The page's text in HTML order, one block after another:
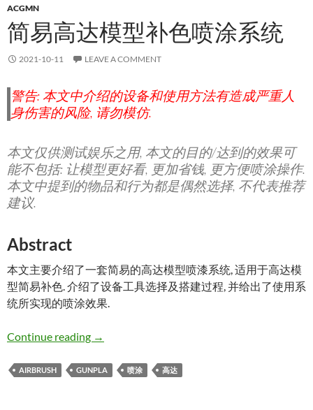
ACGMN
简易高达模型补色喷涂系统
2021-10-11 LEAVE A COMMENT
警告: 本文中介绍的设备和使用方法有造成严重人
身伤害的风险, 请勿模仿.
本文仅供测试娱乐之用, 本文的目的/达到的效果可
能不包括: 让模型更好看, 更加省钱, 更方便喷涂操作.
本文中提到的物品和行为都是偶然选择, 不代表推荐
建议.
Abstract
本文主要介绍了一套简易的高达模型喷漆系统, 适用于高达模
型简易补色. 介绍了设备工具选择及搭建过程, 并给出了使用系
统所实现的喷涂效果.
Continue reading 简易高达模型补色喷涂系统
→
AIRBRUSH GUNPLA 喷涂 高达